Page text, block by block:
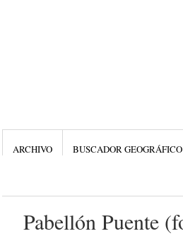
ARCHIVO BUSCADOR GEOGRÁFICO
Pabellón Puente